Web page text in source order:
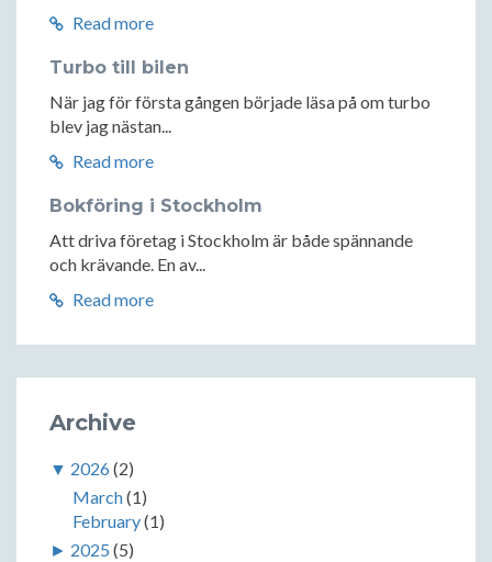
Read more
Turbo till bilen
När jag för första gången började läsa på om turbo
blev jag nästan...
Read more
Bokföring i Stockholm
Att driva företag i Stockholm är både spännande
och krävande. En av...
Read more
Archive
▼ 2026(2)
March(1)
February(1)
► 2025 (5)